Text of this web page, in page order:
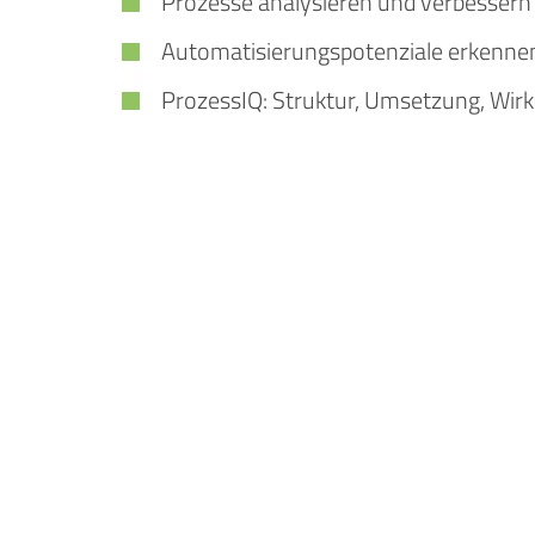
Automatisierungspotenziale
ProzessIQ: Struktur, Umsetzung,